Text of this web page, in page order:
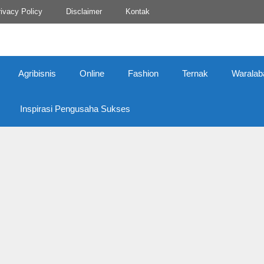
Policy Disclaimer Kontak
Agribisnis Online Fashion Ternak
Inspirasi Pengusaha Sukses